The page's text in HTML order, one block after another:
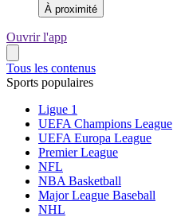
À proximité
Ouvrir l'app
Tous les contenus
Sports populaires
Ligue 1
UEFA Champions League
UEFA Europa League
Premier League
NFL
NBA Basketball
Major League Baseball
NHL